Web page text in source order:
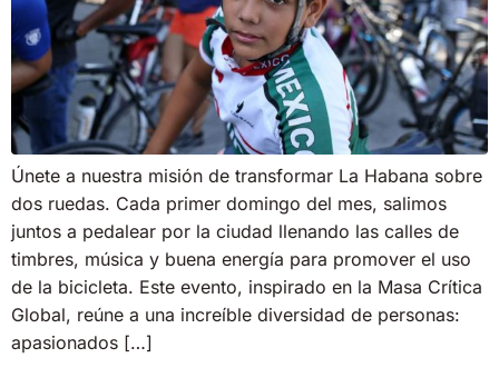
Únete a nuestra misión de transformar La Habana sobre
dos ruedas. Cada primer domingo del mes, salimos
juntos a pedalear por la ciudad llenando las calles de
timbres, música y buena energía para promover el uso
de la bicicleta. Este evento, inspirado en la Masa Crítica
Global, reúne a una increíble diversidad de personas:
apasionados […]